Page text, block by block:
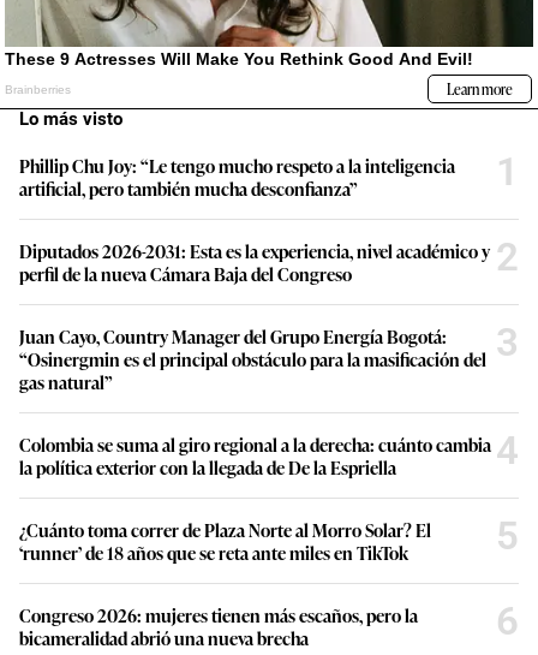
Lo más visto
Phillip Chu Joy: “Le tengo mucho respeto a la inteligencia
artificial, pero también mucha desconfianza”
1
Diputados 2026-2031: Esta es la experiencia, nivel académico y
perfil de la nueva Cámara Baja del Congreso
2
Juan Cayo, Country Manager del Grupo Energía Bogotá:
“Osinergmin es el principal obstáculo para la masificación del
gas natural”
3
Colombia se suma al giro regional a la derecha: cuánto cambia
la política exterior con la llegada de De la Espriella
4
¿Cuánto toma correr de Plaza Norte al Morro Solar? El
‘runner’ de 18 años que se reta ante miles en TikTok
5
Congreso 2026: mujeres tienen más escaños, pero la
bicameralidad abrió una nueva brecha
6